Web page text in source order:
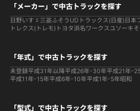
「メーカー」で中古トラックを探す
日野いすゞ 三菱ふそう UDトラックス(日産) 日本
トレクス(トレモ) トヨタ浜名ワークスユソーキ
「年式」で中古トラックを探す
未登録平成31年以降平成26年-30年平成21年-
平成11年-15年平成6年-10年平成1年-5年昭和
「型式」で中古トラックを探す